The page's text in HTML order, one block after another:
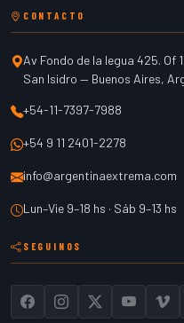
CONTACTO
Av Fondo de la legua 425. Of
San Isidro — Buenos Aires,
+54-11-7397-7988
+54 9 11 2401-2278
info@argentinaextrema.com
Lun–Vie 9–18 hs · Sáb 9–13 hs
SEGUINOS